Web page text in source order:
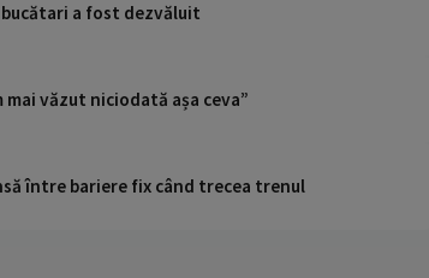
bucătari a fost dezvăluit
văzut niciodată așa ceva”
între bariere fix când trecea trenul